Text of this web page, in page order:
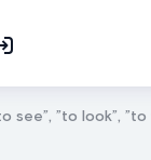
see”, ”to look”, ”to